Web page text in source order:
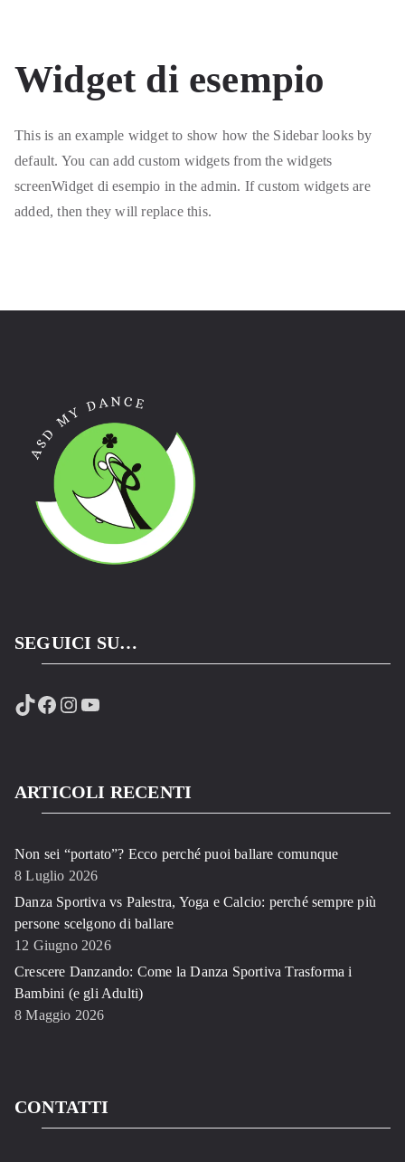
Widget di esempio
This is an example widget to show how the Sidebar looks by
default. You can add custom widgets from the widgets
screenWidget di esempio in the admin. If custom widgets are
added, then they will replace this.
SEGUICI SU…
TikTok
Facebook
Instagram
YouTube
ARTICOLI RECENTI
Non sei “portato”? Ecco perché puoi ballare comunque
8 Luglio 2026
Danza Sportiva vs Palestra, Yoga e Calcio: perché sempre più
persone scelgono di ballare
12 Giugno 2026
Crescere Danzando: Come la Danza Sportiva Trasforma i
Bambini (e gli Adulti)
8 Maggio 2026
CONTATTI